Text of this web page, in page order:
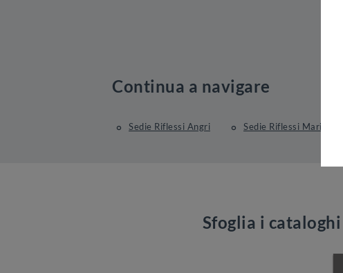
Continua a navigare
Sedie Riflessi Angri Sedie Riflessi Marigliano
Sfoglia i cataloghi